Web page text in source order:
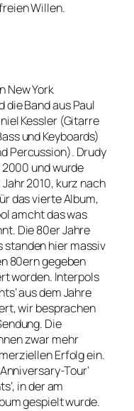
Willen.
New York
Band aus Paul
Kessler (Gitarre
und Keyboards)
Percussion). Drudy
und wurde
2010, kurz nach
das vierte Album,
amcht das was
Die 80er Jahre
standen hier massiv
80ern gegeben
worden. Interpols
aus dem Jahre
wir besprachen
Die
zwar mehr
Erfolg ein.
Tour‘
in der am
gespielt wurde.